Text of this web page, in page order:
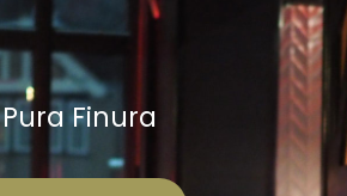
Pura Finura